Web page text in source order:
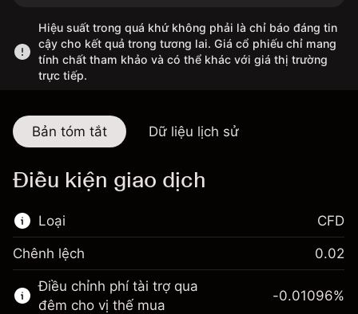
Hiệu suất trong quá khứ không phải là chỉ báo đáng tin
cậy cho kết quả trong tương lai. Giá cổ phiếu chỉ mang
tính chất tham khảo và có thể khác với giá thị trường
trực tiếp.
Bản tóm tắt Dữ liệu lịch sử
Điều kiện giao dịch
Loại
Thị trường tài chính này chỉ dành cho giao
dịch CFD.
CFD
Chênh lệch 0.02
Điều chỉnh phí tài trợ qua
đêm cho vị thế mua
-0.01096%